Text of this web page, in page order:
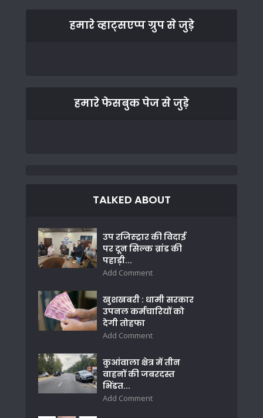
हमारे व्हाट्सएप्प ग्रुप से जुड़े
हमारे फेसबुक पेज से जुड़े
TALKED ABOUT
उप रजिस्ट्रार की विदाई
पर दून सिल्क ब्रांड की
पहाड़ी...
Add Comment
खुशखबरी : धामी सरकार
उपनल कर्मचारियों को
देगी तोहफा
Add Comment
कुआंवाला क्षेत्र में तीन
वाहनों की जबरदस्त
भिंडत...
Add Comment